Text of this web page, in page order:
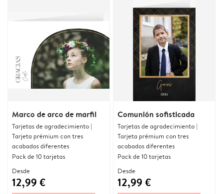
Marco de arco de marfil
Tarjetas de agradecimiento |
Tarjeta prémium con tres
acabados diferentes
Pack de 10 tarjetas
Desde
12,99 €
Comunión sofisticada
Tarjetas de agradecimiento |
Tarjeta prémium con tres
acabados diferentes
Pack de 10 tarjetas
Desde
12,99 €